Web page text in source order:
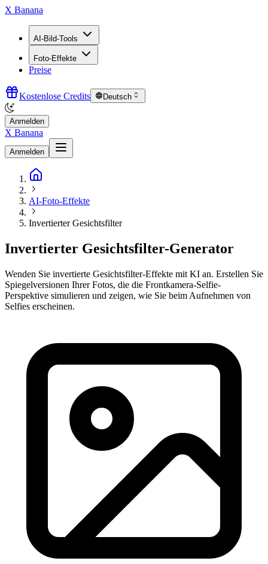
X Banana
AI-Bild-Tools
Foto-Effekte
Preise
Kostenlose Credits Deutsch
Anmelden
X Banana
Anmelden
AI-Foto-Effekte
Invertierter Gesichtsfilter
Invertierter Gesichtsfilter-Generator
Wenden Sie invertierte Gesichtsfilter-Effekte mit KI an. Erstellen Sie
Spiegelversionen Ihrer Fotos, die die Frontkamera-Selfie-
Perspektive simulieren und zeigen, wie Sie beim Aufnehmen von
Selfies erscheinen.